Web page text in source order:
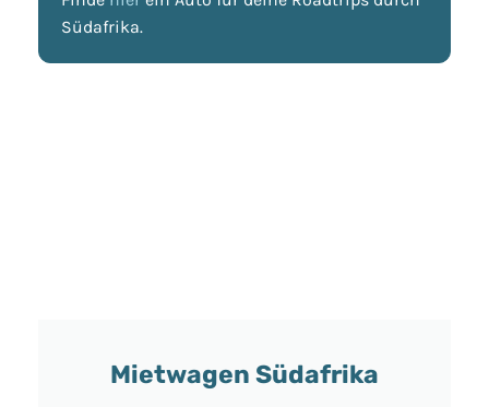
Südafrika.
Mietwagen Südafrika